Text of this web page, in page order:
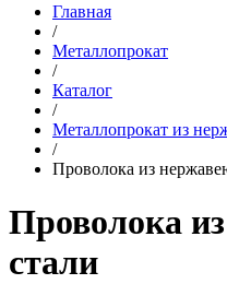
Главная
/
Металлопрокат
/
Каталог
/
Металлопрокат из
/
Проволока из
Проволока
стали